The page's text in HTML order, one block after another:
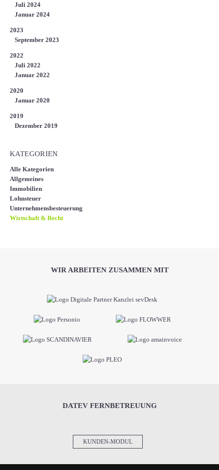
Juli 2024
Januar 2024
2023
September 2023
2022
Juli 2022
Januar 2022
2020
Januar 2020
2019
Dezember 2019
KATEGORIEN
Alle Kategorien
Allgemeines
Immobilien
Lohnsteuer
Unternehmensbesteuerung
Wirtschaft & Recht
WIR ARBEITEN ZUSAMMEN MIT
DATEV FERNBETREUUNG
KUNDEN-MODUL